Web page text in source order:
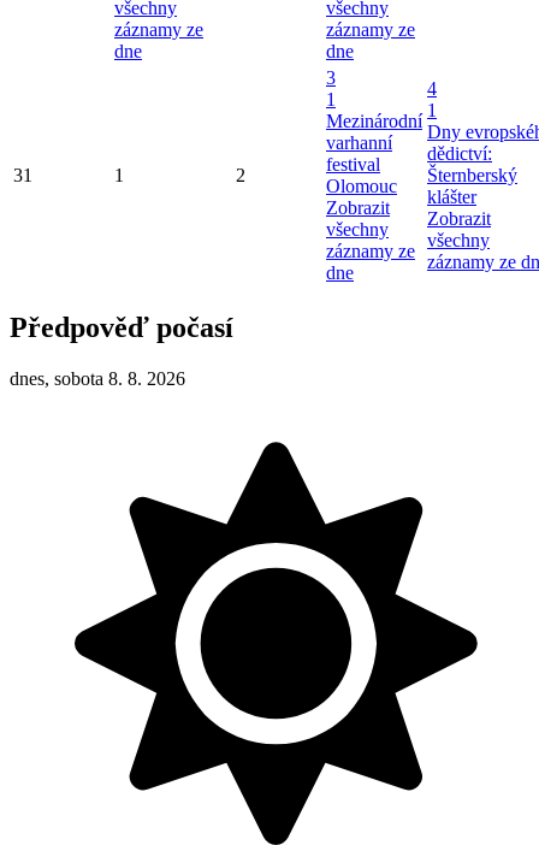
všechny
záznamy ze
dne
všechny
záznamy ze
dne
31 1 2
3
1
Mezinárodní
varhanní
festival
Olomouc
Zobrazit
všechny
záznamy ze
dne
4
1
Dny
dědictví:
Šternberský
klášter
Zobrazit
všechny
záznamy ze
Předpověď počasí
dnes, sobota 8. 8. 2026